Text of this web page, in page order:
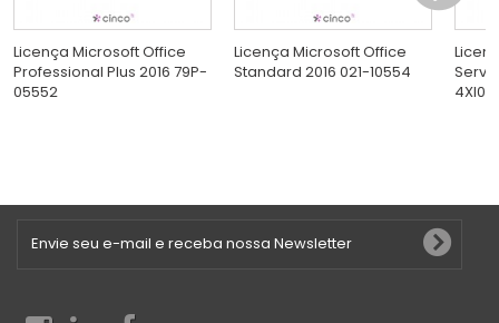
Licença Microsoft Office
Professional Plus 2016 79P-
05552
Licença Microsoft Office
Standard 2016 021-10554